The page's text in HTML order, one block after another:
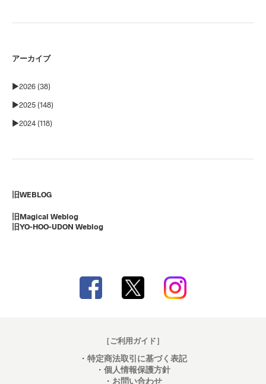
アーカイブ
►2026 (38)
►2025 (148)
►2024 (118)
旧WEBLOG
旧Magical Weblog
旧YO-HOO-UDON Weblog
［ご利用ガイド］
・ 特定商法取引に基づく表記
・ 個人情報保護方針
・ お問い合わせ